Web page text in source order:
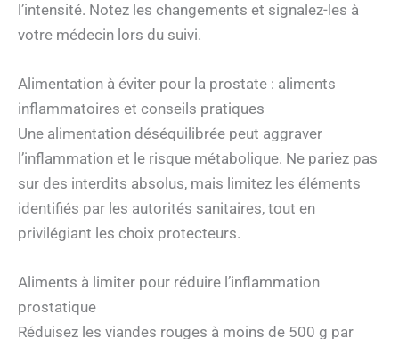
l’intensité. Notez les changements et signalez-les à
votre médecin lors du suivi.
Alimentation à éviter pour la prostate : aliments
inflammatoires et conseils pratiques
Une alimentation déséquilibrée peut aggraver
l’inflammation et le risque métabolique. Ne pariez pas
sur des interdits absolus, mais limitez les éléments
identifiés par les autorités sanitaires, tout en
privilégiant les choix protecteurs.
Aliments à limiter pour réduire l’inflammation
prostatique
Réduisez les viandes rouges à moins de 500 g par